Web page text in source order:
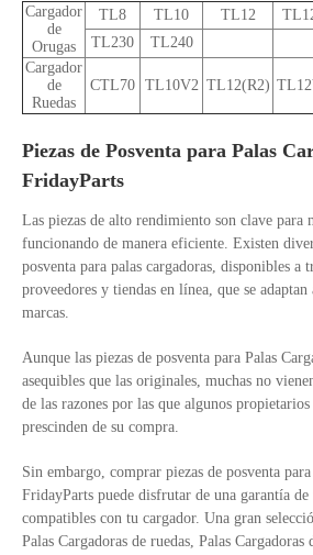
Cargador
de
Orugas
TL8 TL10 TL12
TL230
TL240
Cargador
de
Ruedas
CTL70 TL10V2 TL12(R2)
Piezas de Posventa para Palas
FridayParts
Las piezas de alto rendimiento son clave para
funcionando de manera eficiente. Existen
posventa para palas cargadoras, disponibles a
proveedores y tiendas en línea, que se
marcas.
Aunque las piezas de posventa para Palas
asequibles que las originales, muchas no
de las razones por las que algunos propietarios
prescinden de su compra.
Sin embargo, comprar piezas de posventa
FridayParts puede disfrutar de una garantía de
compatibles con tu cargador. Una gran
Palas Cargadoras de ruedas, Palas